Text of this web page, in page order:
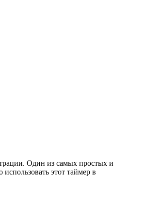
Один из самых простых и
этот таймер в